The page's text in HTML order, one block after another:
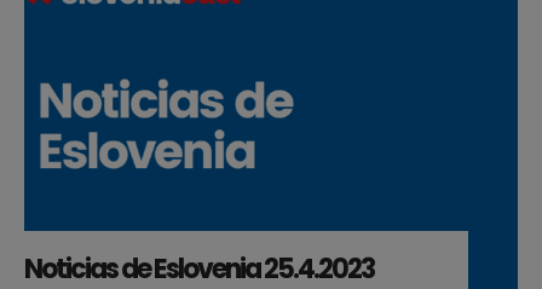
Noticias de Eslovenia 25.4.2023